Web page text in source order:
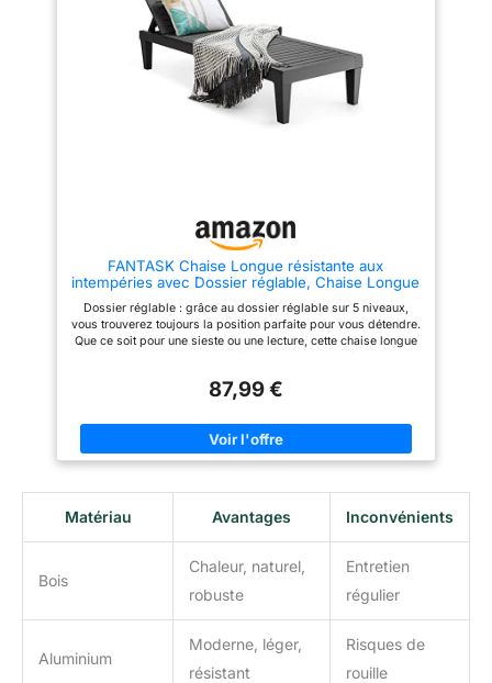
DESIGN BIEN PENSÉ : Surface à
lattes pour meilleure circulation
de l'air. Poignée intégrée pour
déplacer facilement les chaises
longues dans le jardin, terrasse,
arrière-cour, piscine ou plage.
FANTASK Chaise Longue résistante aux
intempéries avec Dossier réglable, Chaise Longue
Dossier réglable : grâce au dossier réglable sur 5 niveaux,
vous trouverez toujours la position parfaite pour vous détendre.
Que ce soit pour une sieste ou une lecture, cette chaise longue
chaise longue peut résister au soleil et à la pluie toute l'année.
allant jusqu'à 180 kg, soutenue par les 6 pieds stables pour
une stabilité solide. Confort d'assise élevé : avec son design
respirant, cette chaise longue est particulièrement confortable
Polyvalent : grâce à son style simple et à sa couleur classique,
Que ce soit sur la terrasse, dans le jardin, au bord de la
piscine ou au camping, elle est polyvalente. Facile à assembler
accessoires nécessaires et des instructions détaillées
(français non garanti), ce qui permet un assemblage facile. En
outre, elle est imperméable et facile à nettoyer. Avec des
dimensions de 190 x 57,5 x 29 cm (L x l x H), elle offre
suffisamment d'espace pour se détendre.
87,99 €
Matériau Avantages Inconvénients
Bois
Chaleur, naturel,
robuste
Entretien
régulier
Aluminium
Moderne, léger,
résistant
Risques de
rouille